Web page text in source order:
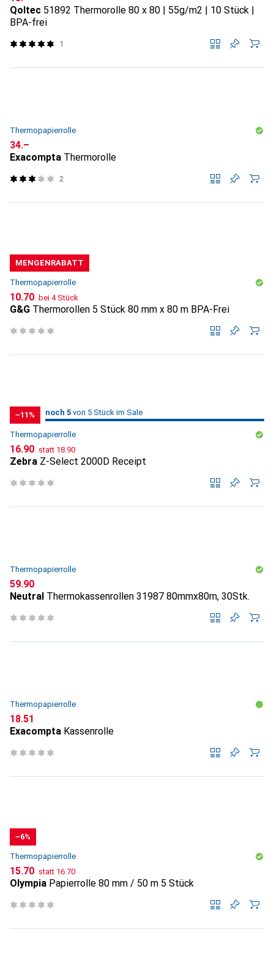
Qoltec 51892 Thermorolle 80 x 80 | 55g/m2 | 10 Stück |
BPA-frei
1
Thermopapierrolle
CHF
34.–
Exacompta Thermorolle
2
MENGENRABATT
Thermopapierrolle
CHF
10.70 bei 4 Stück
G&G Thermorollen 5 Stück 80 mm x 80 m BPA-Frei
−11% 5 / 5
5 / 5 im Sale
noch 5 von 5 Stück im Sale
Thermopapierrolle
CHF
16.90 statt CHF
18.90
Zebra Z-Select 2000D Receipt
Thermopapierrolle
CHF
59.90
Neutral Thermokassenrollen 31987 80mmx80m, 30Stk.
Thermopapierrolle
CHF
18.51
Exacompta Kassenrolle
−6%
Thermopapierrolle
CHF
15.70 statt CHF
16.70
Olympia Papierrolle 80 mm / 50 m 5 Stück